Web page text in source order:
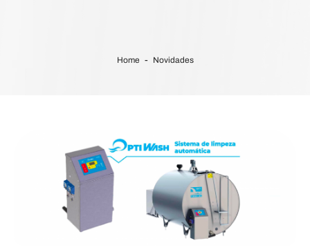
Home Novidades